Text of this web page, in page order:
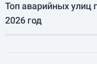
Топ аварийных улиц
2026 год